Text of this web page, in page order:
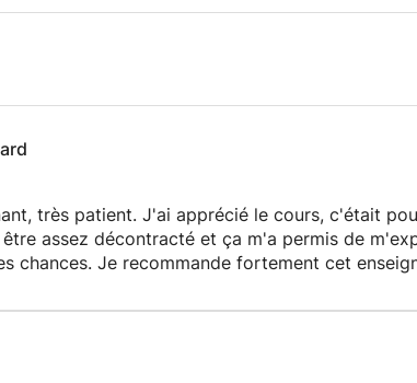
très patient. J'ai apprécié le cours, c'était
assez décontracté et ça m'a permis de
chances. Je recommande fortement cet